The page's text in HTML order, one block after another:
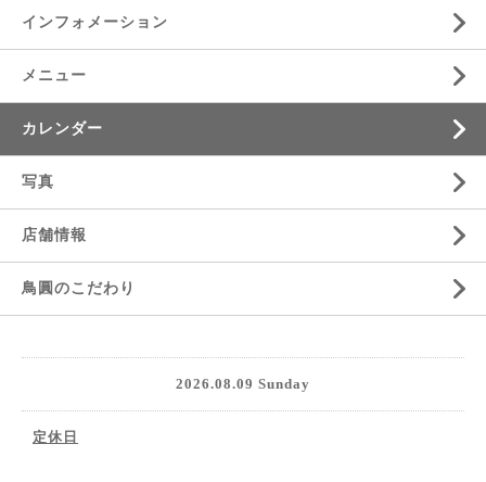
インフォメーション
メニュー
カレンダー
写真
店舗情報
鳥圓のこだわり
2026.08.09 Sunday
定休日